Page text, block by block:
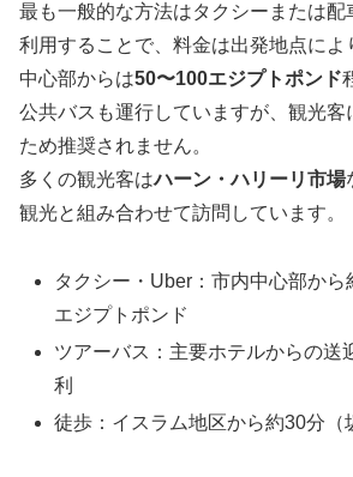
最も一般的な方法はタクシーまたは配
利用することで、料金は出発地点によ
中心部からは50〜100エジプトポンド
公共バスも運行していますが、観光客
ため推奨されません。
多くの観光客はハーン・ハリーリ市場
観光と組み合わせて訪問しています。
タクシー・Uber：市内中心部か
エジプトポンド
ツアーバス：主要ホテルからの送
利
徒歩：イスラム地区から約30分（